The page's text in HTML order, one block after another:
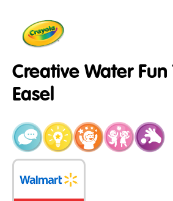
Creative Water
Easel